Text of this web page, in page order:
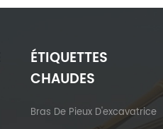
ÉTIQUETTES
CHAUDES
Bras De Pieux D'excavatrice